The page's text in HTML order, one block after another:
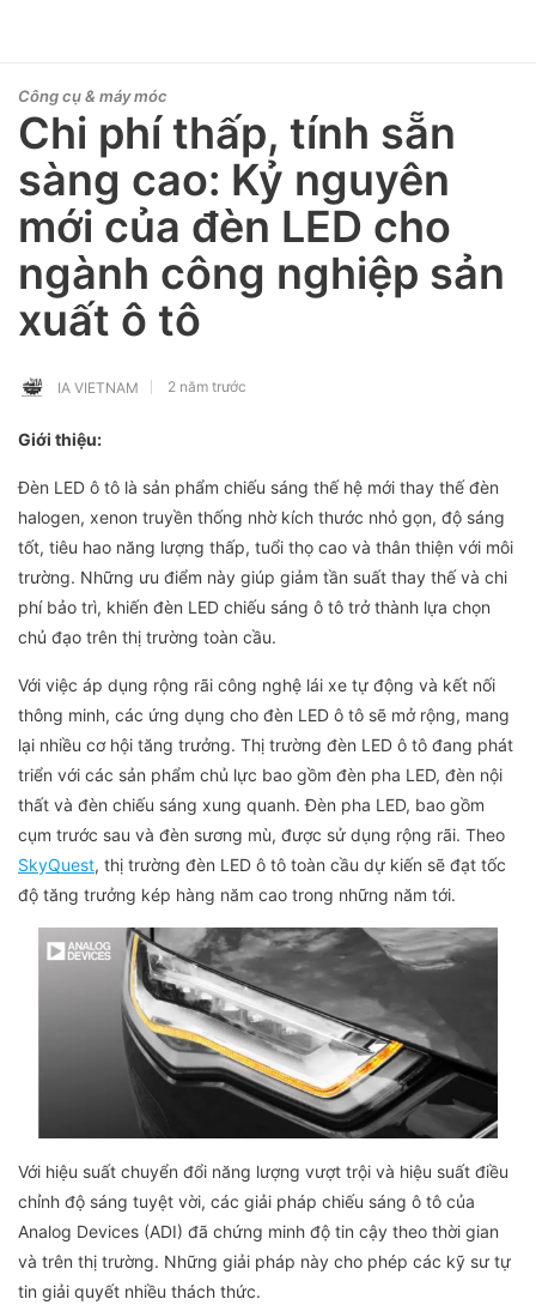
Công cụ & máy móc
Chi phí thấp, tính sẵn
sàng cao: Kỷ nguyên
mới của đèn LED cho
ngành công nghiệp sản
xuất ô tô
IA VIETNAM 2 năm trước
Giới thiệu:
Đèn LED ô tô là sản phẩm chiếu sáng thế hệ mới thay thế đèn
halogen, xenon truyền thống nhờ kích thước nhỏ gọn, độ sáng
tốt, tiêu hao năng lượng thấp, tuổi thọ cao và thân thiện với môi
trường. Những ưu điểm này giúp giảm tần suất thay thế và chi
phí bảo trì, khiến đèn LED chiếu sáng ô tô trở thành lựa chọn
chủ đạo trên thị trường toàn cầu.
Với việc áp dụng rộng rãi công nghệ lái xe tự động và kết nối
thông minh, các ứng dụng cho đèn LED ô tô sẽ mở rộng, mang
lại nhiều cơ hội tăng trưởng. Thị trường đèn LED ô tô đang phát
triển với các sản phẩm chủ lực bao gồm đèn pha LED, đèn nội
thất và đèn chiếu sáng xung quanh. Đèn pha LED, bao gồm
cụm trước sau và đèn sương mù, được sử dụng rộng rãi. Theo
SkyQuest, thị trường đèn LED ô tô toàn cầu dự kiến ​​​​sẽ đạt tốc
độ tăng trưởng kép hàng năm cao trong những năm tới.
Với hiệu suất chuyển đổi năng lượng vượt trội và hiệu suất điều
chỉnh độ sáng tuyệt vời, các giải pháp chiếu sáng ô tô của
Analog Devices (ADI) đã chứng minh độ tin cậy theo thời gian
và trên thị trường. Những giải pháp này cho phép các kỹ sư tự
tin giải quyết nhiều thách thức.